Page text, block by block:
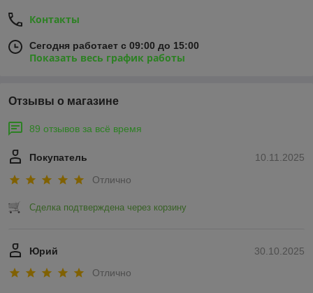
Контакты
Сегодня работает с 09:00 до 15:00
Показать весь график работы
Отзывы о магазине
89 отзывов за всё время
10.11.2025
Покупатель
Отлично
Сделка подтверждена через корзину
30.10.2025
Юрий
Отлично